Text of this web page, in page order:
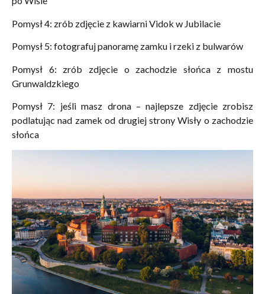
Pomysł 4: zrób zdjęcie z kawiarni Vidok w Jubilacie
Pomysł 5: fotografuj panoramę zamku i rzeki z bulwarów
Pomysł 6: zrób zdjęcie o zachodzie słońca z mostu
Grunwaldzkiego
Pomysł 7: jeśli masz drona – najlepsze zdjęcie zrobisz
podlatując nad zamek od drugiej strony Wisły o zachodzie
słońca